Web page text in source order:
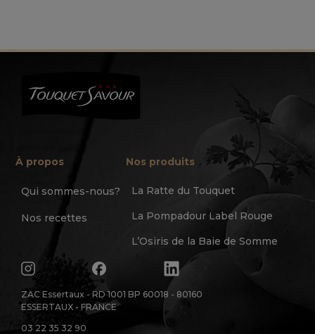
ZAC Essertaux - RD 1001 BP 60018 - 80160
ESSERTAUX - FRANCE
03 22 35 32 90
À propos
Qui sommes-nous?
Nos recettes
Nos produits
La Ratte du Touquet
La Pompadour Label Rouge
L’Osiris de la Baie de Somme